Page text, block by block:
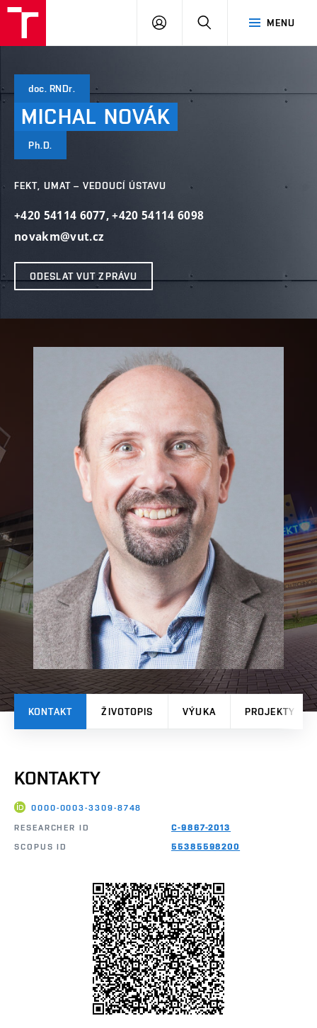
MENU
PŘIHLÁSIT
doc. RNDr.
MICHAL NOVÁK
Ph.D.
FEKT, UMAT – VEDOUCÍ ÚSTAVU
+420 54114 6077,+420 54114 6098
novakm@vut.cz
ODESLAT VUT ZPRÁVU
KONTAKT ŽIVOTOPIS VÝUKA PROJEKTY
KONTAKTY
0000-0003-3309-8748
RESEARCHER ID
C-9867-2013
SCOPUS ID
55385598200